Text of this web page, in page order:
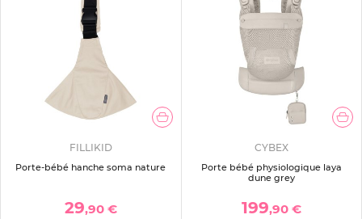
FILLIKID
Porte-bébé hanche soma nature
29,90 €
CYBEX
Porte bébé physiologique laya
dune grey
199,90 €